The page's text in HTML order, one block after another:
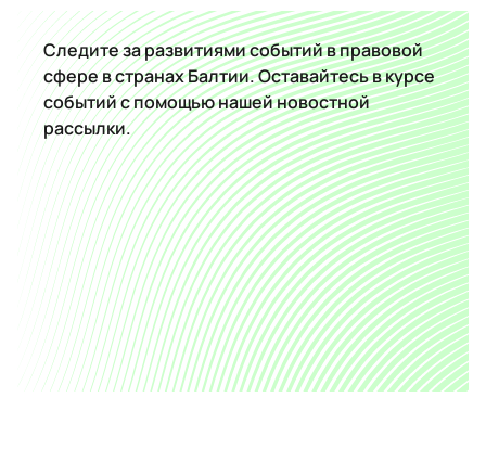
Следите за развитиями событий в правовой
сфере в странах Балтии. Оставайтесь в курсе
событий с помощью нашей новостной
рассылки.